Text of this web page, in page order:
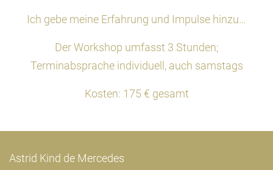
Ich gebe meine Erfahrung und Impulse hinzu…
Der Workshop umfasst 3 Stunden;
Terminabsprache individuell, auch samstags
Kosten: 175 € gesamt
Astrid Kind de Mercedes